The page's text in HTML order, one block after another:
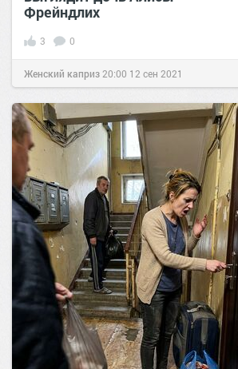
Фрейндлих
3 0
Женский каприз 20:00 12 сен 2021